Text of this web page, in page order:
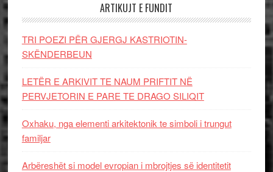
ARTIKUJT E FUNDIT
TRI POEZI PËR GJERGJ KASTRIOTIN-
SKËNDERBEUN
LETËR E ARKIVIT TE NAUM PRIFTIT NË
PERVJETORIN E PARE TE DRAGO SILIQIT
Oxhaku, nga elementi arkitektonik te simboli i trungut
familjar
Arbëreshët si model evropian i mbrojtjes së identitetit